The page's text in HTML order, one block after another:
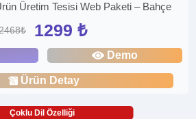
Üretim Tesisi Web Paketi – Bahçe
1299 ₺
Demo
Ürün Detay
Çoklu Dil Özelliği